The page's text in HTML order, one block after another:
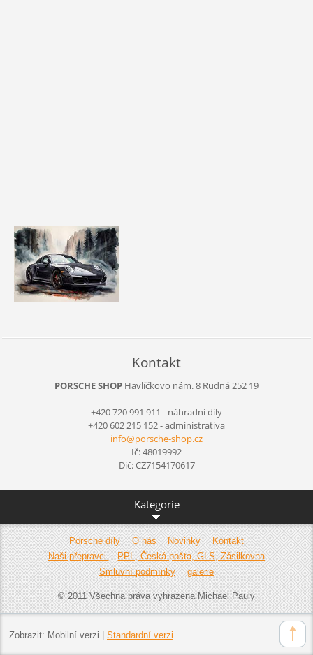
Kontakt
PORSCHE SHOP Havlíčkovo nám. 8 Rudná 252 19
+420 720 991 911 - náhradní díly
+420 602 215 152 - administrativa
info@porsche-shop.cz
Ič: 48019992
Dič: CZ7154170617
Kategorie
Porsche díly O nás Novinky
Kontakt
Naši přepravci
PPL, Česká pošta, GLS, Zásilkovna
Smluvní podmínky
galerie
© 2011 Všechna práva vyhrazena Michael Pauly
Zobrazit: Mobilní verzi | Standardní verzi